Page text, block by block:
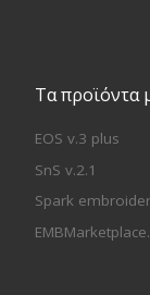
Τα προϊόντα
EOS v.3 plus
SnS v.2.1
Spark